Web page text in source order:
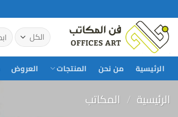
للمحتوى
البحث
عن:
الرئيسية من نحن المنتجات العروض
الرئيسية / المكاتب